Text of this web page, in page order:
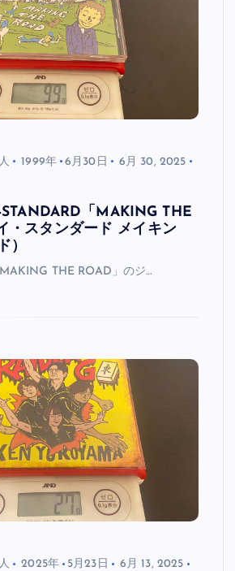
1999年 6月30日
6月 30, 2025
「MAKING THE
・スタンダード メイキン
）
THE ROAD」のジ…
2025年 5月23日
6月 13, 2025